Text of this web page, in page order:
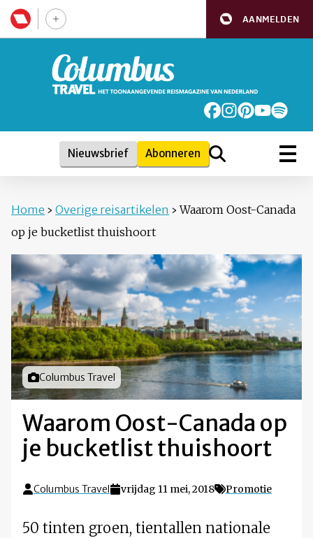
AANMELDEN
Nieuwsbrief Abonneren
Home › Overige reisartikelen › Waarom Oost-Canada
op je bucketlist thuishoort
Foto door
Columbus Travel
Waarom Oost-Canada op
je bucketlist thuishoort
Columbus Travel vrijdag 11 mei, 2018 Promotie
50 tinten groen, tientallen nationale